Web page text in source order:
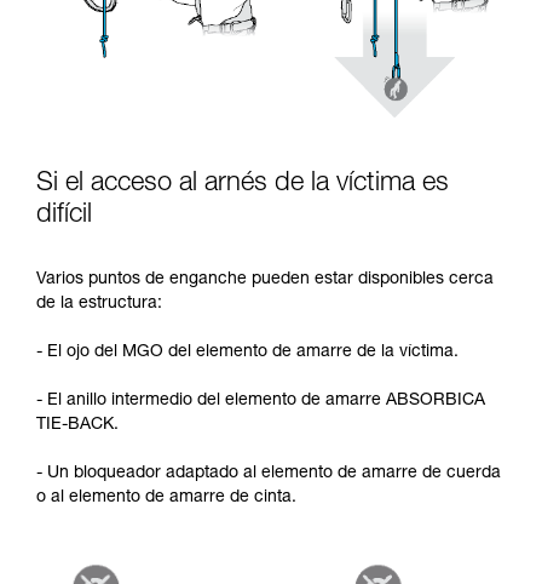
Si el acceso al arnés de la víctima es
difícil
Varios puntos de enganche pueden estar disponibles cerca
de la estructura:
- El ojo del MGO del elemento de amarre de la víctima.
- El anillo intermedio del elemento de amarre ABSORBICA
TIE-BACK.
- Un bloqueador adaptado al elemento de amarre de cuerda
o al elemento de amarre de cinta.